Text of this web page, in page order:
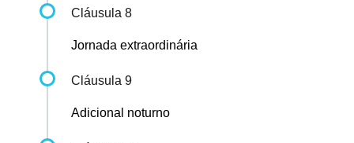
Cláusula 8
Jornada extraordinária
Cláusula 9
Adicional noturno